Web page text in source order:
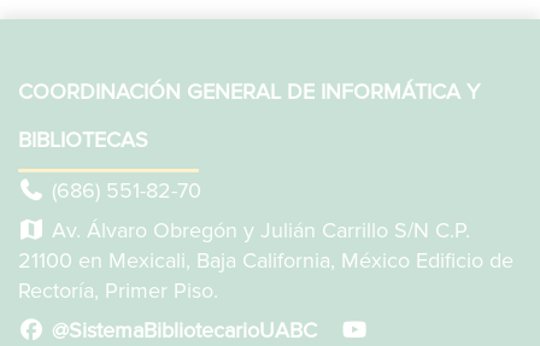
COORDINACIÓN GENERAL DE INFORMÁTICA Y
BIBLIOTECAS
(686) 551-82-70
Av. Álvaro Obregón y Julián Carrillo S/N C.P.
21100 en Mexicali, Baja California, México Edificio de
Rectoría, Primer Piso.
@SistemaBibliotecarioUABC